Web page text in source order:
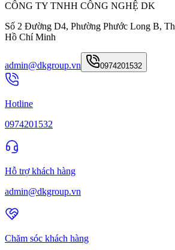
CÔNG TY TNHH CÔNG NGHỆ DK
Số 2 Đường D4, Phường Phước Long B,
Hồ Chí Minh
admin@dkgroup.vn 0974201532
Hotline
0974201532
Hỗ trợ khách hàng
admin@dkgroup.vn
Chăm sóc khách hàng